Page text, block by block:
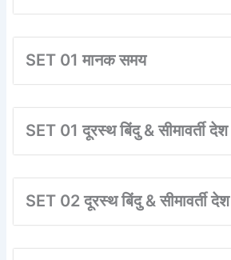
SET 01 मानक समय
SET 01 दूरस्थ बिंदु & सीमावर्ती देश
SET 02 दूरस्थ बिंदु & सीमावर्ती देश